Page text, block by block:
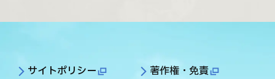
サイトポリシー 著作権・免責